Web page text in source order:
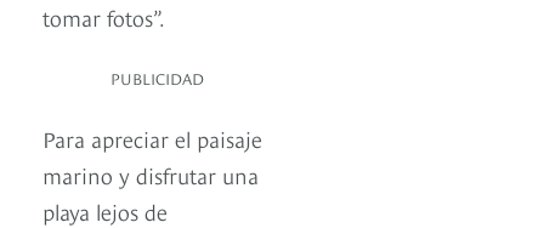
tomar fotos”.
PUBLICIDAD
Para apreciar el paisaje
marino y disfrutar una
playa lejos de